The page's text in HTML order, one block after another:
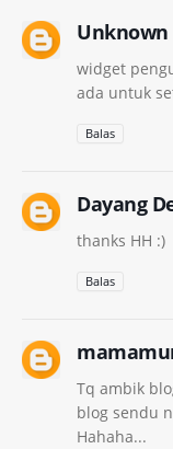
Unknown
widget
ada untuk
Balas
Dayang
thanks HH :)
Balas
Tq ambik
blog sendu
Hahaha...